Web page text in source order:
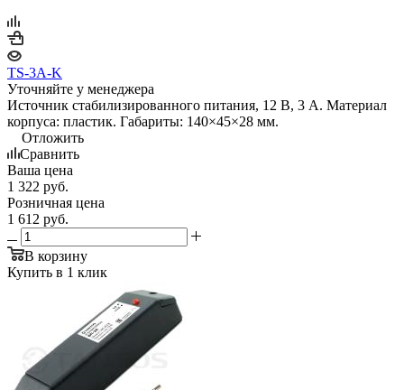
TS-3A-K
Уточняйте у менеджера
Источник стабилизированного питания, 12 В, 3 А. Материал
корпуса: пластик. Габариты: 140×45×28 мм.
Отложить
Сравнить
Ваша цена
1 322 руб.
Розничная цена
1 612 руб.
В корзину
Купить в 1 клик